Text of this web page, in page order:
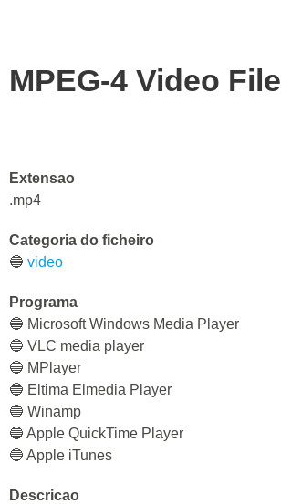
MPEG-4 Video File
Extensao
.mp4
Categoria do ficheiro
🔵 video
Programa
🔵 Microsoft Windows Media Player
🔵 VLC media player
🔵 MPlayer
🔵 Eltima Elmedia Player
🔵 Winamp
🔵 Apple QuickTime Player
🔵 Apple iTunes
Descricao